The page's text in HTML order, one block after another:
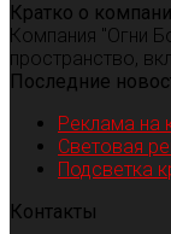
Кратко о
Компания "Огни
пространство,
Последние
Реклама на
Световая
Подсветка
Контакты